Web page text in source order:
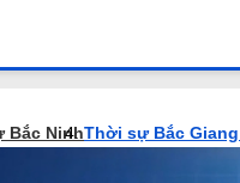
Bắc NinhThời sự Bắc